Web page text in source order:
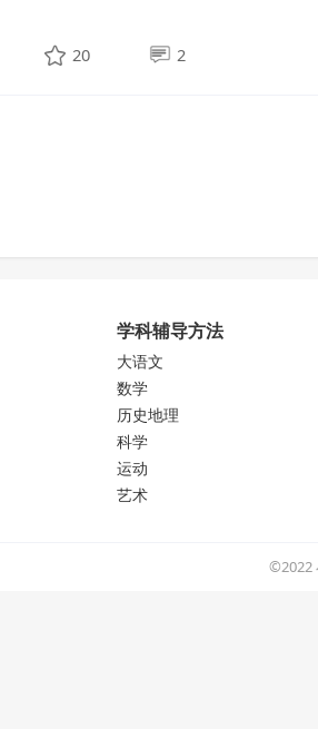
20 2
学科辅导方法
大语文
数学
历史地理
科学
运动
艺术
©2022